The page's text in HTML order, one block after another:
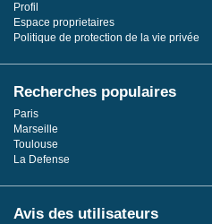
Profil
Espace proprietaires
Politique de protection de la vie privée
Recherches populaires
Paris
Marseille
Toulouse
La Defense
Avis des utilisateurs